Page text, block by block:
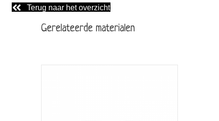
Terug naar het overzicht
Gerelateerde materialen